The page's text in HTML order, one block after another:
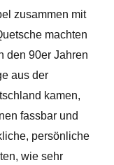
zusammen mit
machten
den 90er Jahren
aus der
kamen,
fassbar und
persönliche
wie sehr